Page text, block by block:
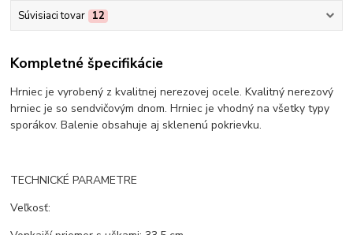
Súvisiaci tovar 12
Kompletné špecifikácie
Hrniec je vyrobený z kvalitnej nerezovej ocele. Kvalitný nerezový
hrniec je so sendvičovým dnom. Hrniec je vhodný na všetky typy
sporákov. Balenie obsahuje aj sklenenú pokrievku.
TECHNICKÉ PARAMETRE
Veľkosť: